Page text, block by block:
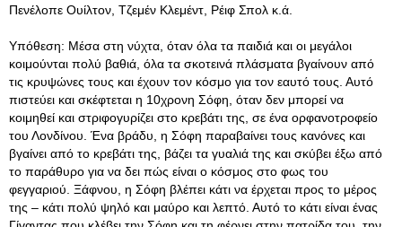
Πενέλοπε Ουίλτον, Τζεμέν Κλεμέντ, Ρέιφ Σπολ κ.ά.
Υπόθεση: Μέσα στη νύχτα, όταν όλα τα παιδιά και οι μεγάλοι
κοιμούνται πολύ βαθιά, όλα τα σκοτεινά πλάσματα βγαίνουν από
τις κρυψώνες τους και έχουν τον κόσμο για τον εαυτό τους. Αυτό
πιστεύει και σκέφτεται η 10χρονη Σόφη, όταν δεν μπορεί να
κοιμηθεί και στριφογυρίζει στο κρεβάτι της, σε ένα ορφανοτροφείο
του Λονδίνου. Ένα βράδυ, η Σόφη παραβαίνει τους κανόνες και
βγαίνει από το κρεβάτι της, βάζει τα γυαλιά της και σκύβει έξω από
το παράθυρο για να δει πώς είναι ο κόσμος στο φως του
φεγγαριού. Ξάφνου, η Σόφη βλέπει κάτι να έρχεται προς το μέρος
της – κάτι πολύ ψηλό και μαύρο και λεπτό. Αυτό το κάτι είναι ένας